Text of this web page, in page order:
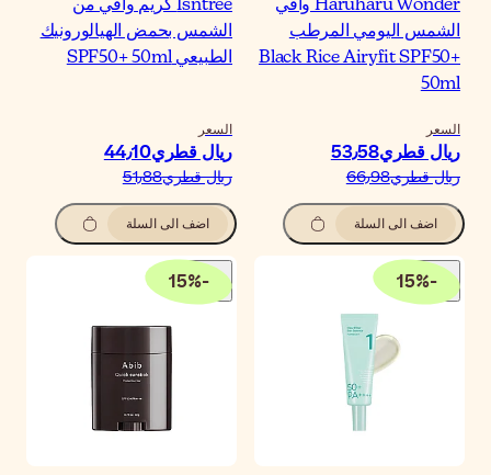
Isntree كريم واقي من
الشمس بحمض الهيالورونيك
الطبيعي SPF50+ 50ml
السعر
ريال قطري‏44٫10
ريال قطري‏51٫88
اضف الى السلة
15 %